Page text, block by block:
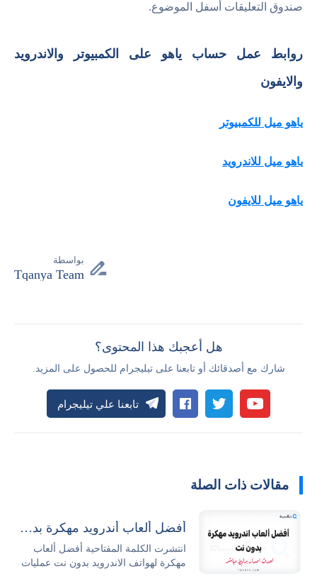
صندوق التعليقات أسفل الموضوع.
روابط عمل حساب ياهو على الكمبيوتر والاندرويد
والايفون
ياهو ميل للكمبيوتر
ياهو ميل للاندرويد
ياهو ميل للايفون
بواسطة
Tqanya Team
هل أعجبك هذا المحتوى؟
شارك مع أصدقائك أو تابعنا على تيليجرام للحصول على المزيد.
تابعنا علي تيليجرام
مقالات ذات الصلة
أفضل ألعاب أندرويد مهكرة بدون نت 2026 مجاناً
انتشرت الكلمة المفتاحية أفضل ألعاب
مهكرة لهواتف الاندرويد بدون نت عمليات